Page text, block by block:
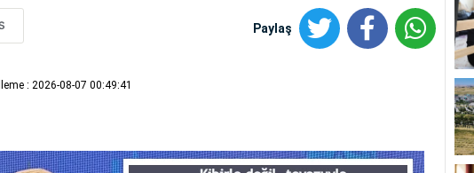
Paylaş
: 2026-08-07 00:49:41